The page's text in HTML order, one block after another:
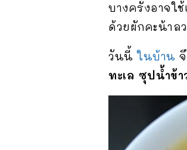
บางครั้งอาจใ
ด้วยผักคะน้าล
วันนี้ในบ้าน
ทะเล ซุปน้ำข้า